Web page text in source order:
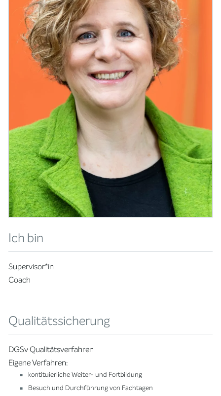
Ich bin
Supervisor*in
Coach
Qualitätssicherung
DGSv Qualitätsverfahren
Eigene Verfahren:
kontituierliche Weiter- und Fortbildung
Besuch und Durchführung von Fachtagen